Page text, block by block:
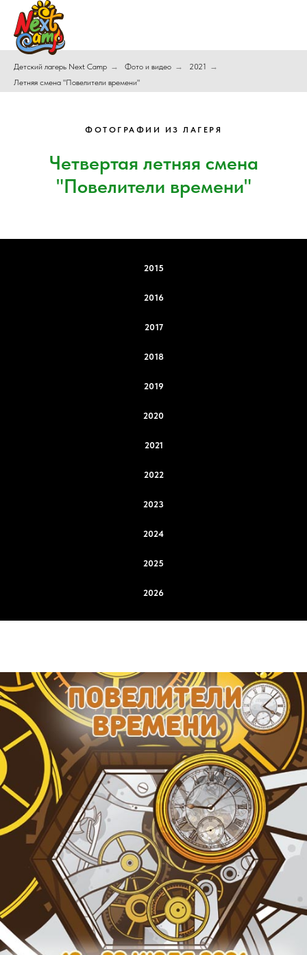
Детский лагерь Next Camp → Фото и видео → 2021 →
Летняя смена "Повелители времени"
ФОТОГРАФИИ ИЗ ЛАГЕРЯ
Четвертая летняя смена
"Повелители времени"
2015
2016
2017
2018
2019
2020
2021
2022
2023
2024
2025
2026